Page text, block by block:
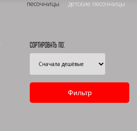
песочницы
детские песочницы
Сортировать по: